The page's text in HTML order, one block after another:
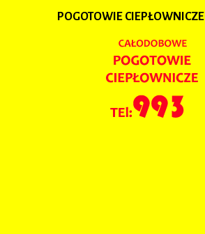
POGOTOWIE CIEPŁOWNICZE